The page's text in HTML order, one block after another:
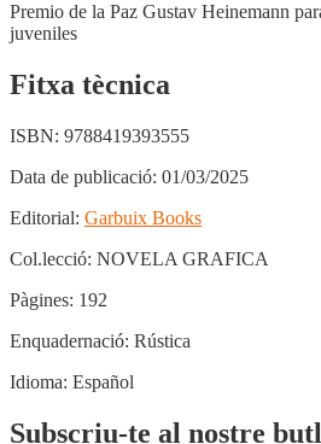
Premio de la Paz Gustav Heinemann
juveniles
Fitxa tècnica
ISBN: 9788419393555
Data de publicació: 01/03/2025
Editorial: Garbuix Books
Col.lecció: NOVELA GRAFICA
Pàgines: 192
Enquadernació: Rústica
Idioma: Español
Subscriu-te al nostre